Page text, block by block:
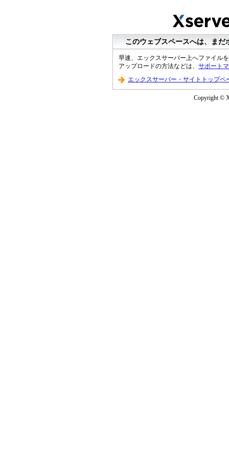
このウェブスペースへは、ま
早速、エックスサーバー上へファイル
アップロードの方法などは、 サポート
エックスサーバー・サイトトップペ
Copyright ©